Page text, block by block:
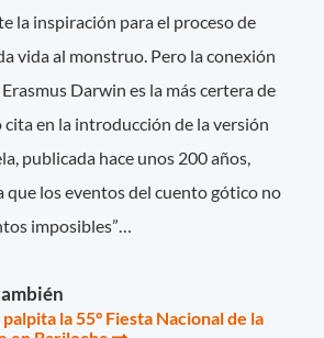
la inspiración para el proceso de
vida al monstruo. Pero la conexión
Darwin es la más certera de
cita en la introducción de la versión
publicada hace unos 200 años,
que los eventos del cuento gótico no
imposibles”…
palpita la 55° Fiesta Nacional de la